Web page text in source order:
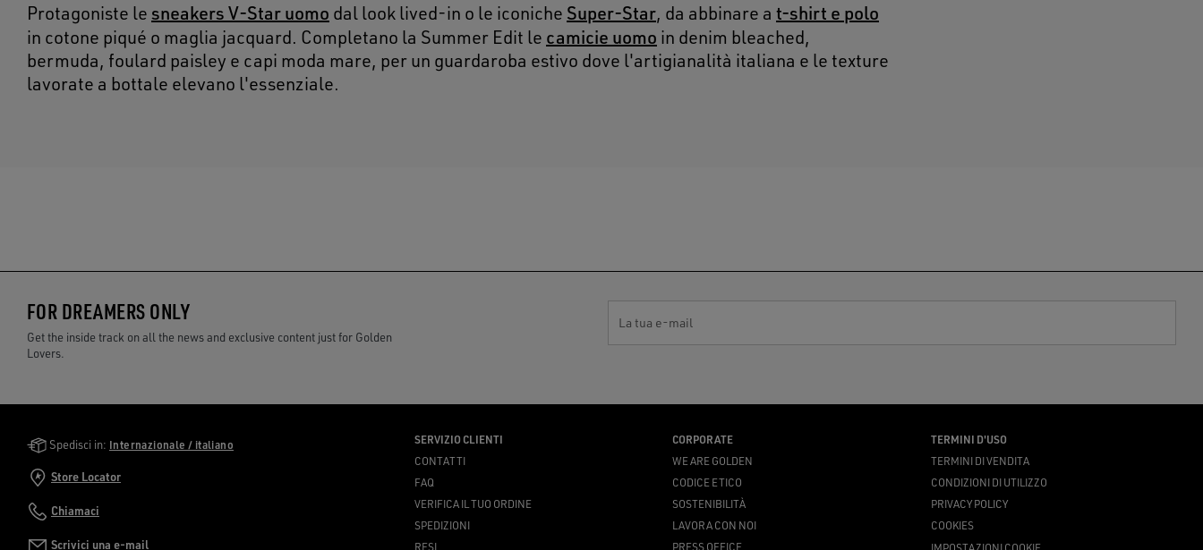
Protagoniste le sneakers V-Star uomo dal look lived-in o le iconiche Super-Star, da abbinare a t-shirt e polo
in cotone piqué o maglia jacquard. Completano la Summer Edit le camicie uomo in denim bleached,
bermuda, foulard paisley e capi moda mare, per un guardaroba estivo dove l'artigianalità italiana e le texture
lavorate a bottale elevano l'essenziale.
FOR DREAMERS ONLY
Get the inside track on all the news and exclusive content just for Golden
Lovers.
La tua e-mail
Golden Goose Services
Spedisci in: Internazionale / italiano
Store Locator
Chiamaci
Scrivici una e-mail
SERVIZIO CLIENTI
CONTATTI
FAQ
VERIFICA IL TUO ORDINE
SPEDIZIONI
RESI
CORPORATE
WE ARE GOLDEN
CODICE ETICO
SOSTENIBILITÀ
LAVORA CON NOI
PRESS OFFICE
TERMINI D'USO
TERMINI DI VENDITA
CONDIZIONI DI UTILIZZO
PRIVACY POLICY
COOKIES